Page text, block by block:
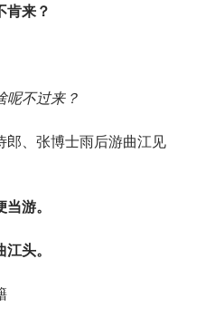
肯来？
呢不过来？
郎、张博士雨后游曲江见
游。
头。